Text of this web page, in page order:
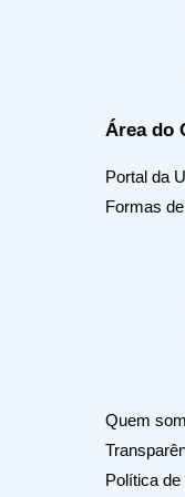
Área do
Portal da
Formas
Quem
Política